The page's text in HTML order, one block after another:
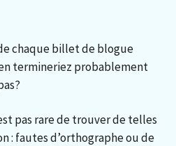
chaque billet de blogue
termineriez probablement
pas rare de trouver de telles
: fautes d’orthographe ou de